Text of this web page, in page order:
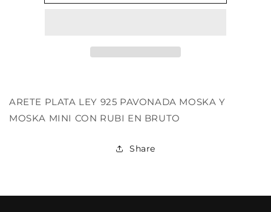
CANDYFLYCANDYFLY
ARETE PLATA LEY 925 PAVONADA MOSKA Y
MOSKA MINI CON RUBI EN BRUTO
Share